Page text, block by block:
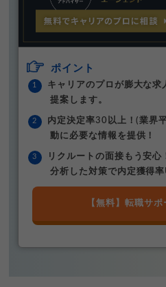
ポイント
キャリアのプロが膨大な
提案します。
内定決定率30以上！(業界
動に必要な情報を提供！
リクルートの面接もう安
分析した対策で内定獲得率
【無料】転職サ